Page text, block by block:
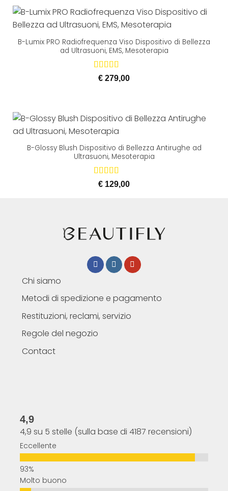
B-Lumix PRO Radiofrequenza Viso Dispositivo di Bellezza
ad Ultrasuoni, EMS, Mesoterapia
Valutato
su 5
€ 279,00
B-Glossy Blush Dispositivo di Bellezza Antirughe ad
Ultrasuoni, Mesoterapia
Valutato
€ 129,00
Chi siamo
Metodi di spedizione e pagamento
Restituzioni, reclami, servizio
Regole del negozio
Contact
4,9
4,9 su 5 stelle (sulla base di 4187 recensioni)
Eccellente
Molto buono